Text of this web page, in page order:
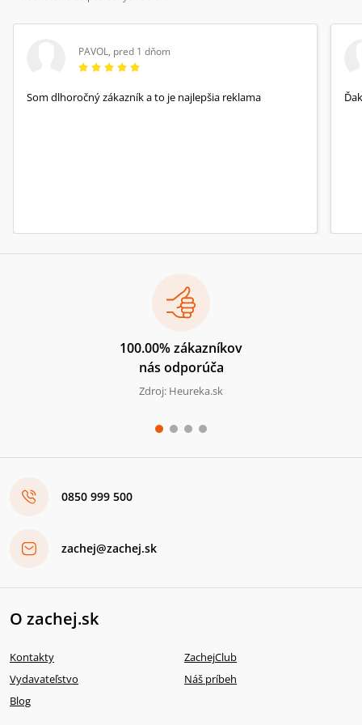
PAVOL, pred 1 dňom
Som dlhoročný zákazník a to je najlepšia reklama
100.00% zákazníkov
nás odporúča
Zdroj: Heureka.sk
0850 999 500
zachej@zachej.sk
O zachej.sk
Kontakty
ZachejClub
Vydavateľstvo
Náš príbeh
Blog